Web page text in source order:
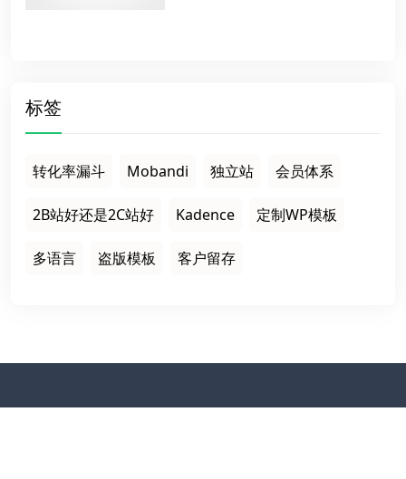
标签
转化率漏斗 Mobandi 独立站 会员体系
2B站好还是2C站好 Kadence 定制WP模板
多语言 盗版模板 客户留存